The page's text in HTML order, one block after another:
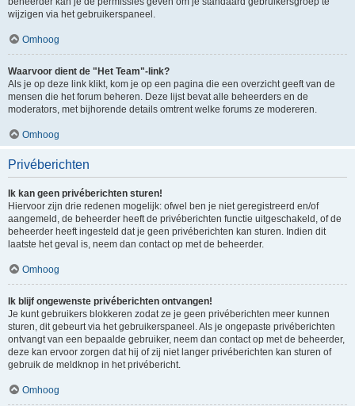
wijzigen via het gebruikerspaneel.
Omhoog
Waarvoor dient de "Het Team"-link?
Als je op deze link klikt, kom je op een pagina die een overzicht geeft van de
mensen die het forum beheren. Deze lijst bevat alle beheerders en de
moderators, met bijhorende details omtrent welke forums ze modereren.
Omhoog
Privéberichten
Ik kan geen privéberichten sturen!
Hiervoor zijn drie redenen mogelijk: ofwel ben je niet geregistreerd en/of
aangemeld, de beheerder heeft de privéberichten functie uitgeschakeld, of de
beheerder heeft ingesteld dat je geen privéberichten kan sturen. Indien dit
laatste het geval is, neem dan contact op met de beheerder.
Omhoog
Ik blijf ongewenste privéberichten ontvangen!
Je kunt gebruikers blokkeren zodat ze je geen privéberichten meer kunnen
sturen, dit gebeurt via het gebruikerspaneel. Als je ongepaste privéberichten
ontvangt van een bepaalde gebruiker, neem dan contact op met de beheerder,
deze kan ervoor zorgen dat hij of zij niet langer privéberichten kan sturen of
gebruik de meldknop in het privébericht.
Omhoog